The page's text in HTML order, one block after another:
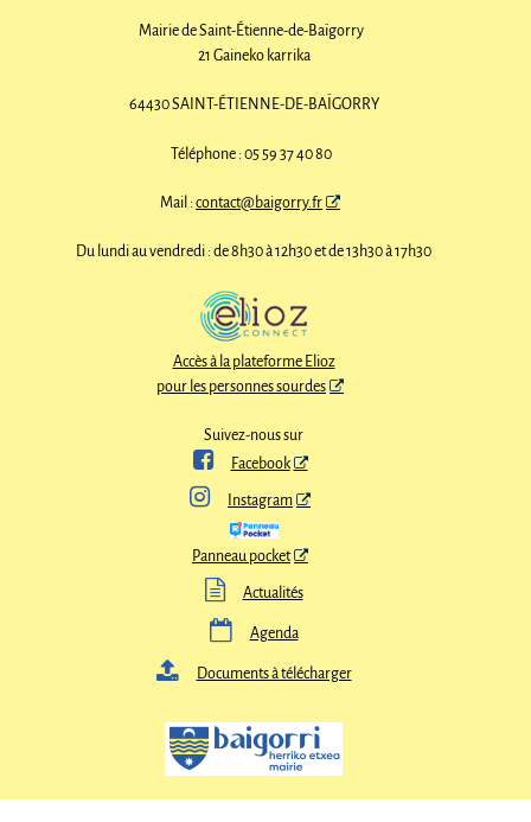
Mairie de Saint-Étienne-de-Baïgorry
21 Gaineko karrika
64430 SAINT-ÉTIENNE-DE-BAÏGORRY
Téléphone : 05 59 37 40 80
Mail :contact@baigorry.fr
Du lundi au vendredi : de 8h30 à 12h30 et de 13h30 à 17h30
Accès à la plateforme Elioz
pour les personnes sourdes
Suivez-nous sur
 Facebook
 Instagram
Panneau pocket
 Actualités
 Agenda
 Documents à télécharger